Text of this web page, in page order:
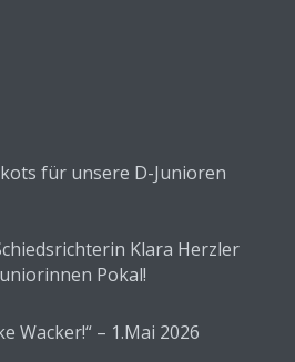
für unsere D-Junioren
Klara Herzler
Pokal!
Wacker!“ – 1.Mai 2026